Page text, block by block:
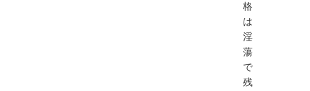
格
は
淫
蕩
で
残